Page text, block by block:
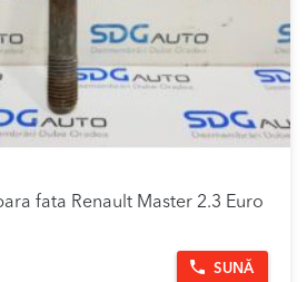
fata Renault Master 2.3 Euro
SUNĂ